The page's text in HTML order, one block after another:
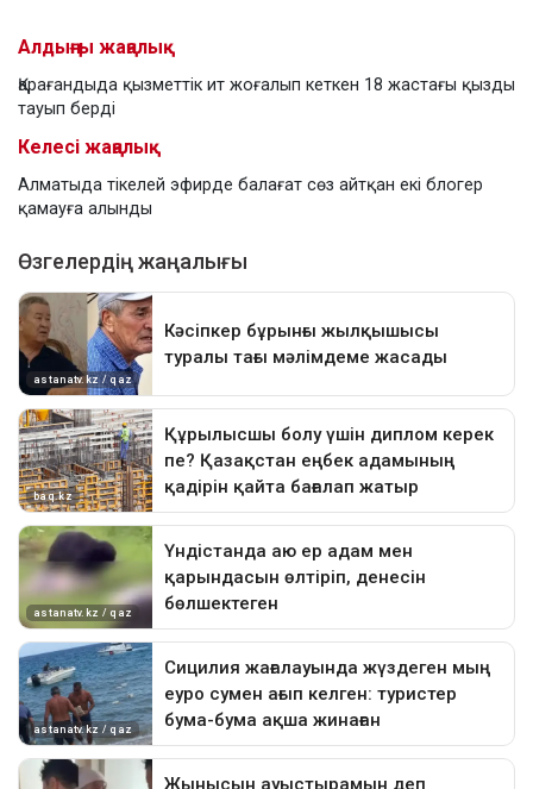
Алдыңғы жаңалық
Қарағандыда қызметтік ит жоғалып кеткен 18 жастағы қызды
тауып берді
Келесі жаңалық
Алматыда тікелей эфирде балағат сөз айтқан екі блогер
қамауға алынды